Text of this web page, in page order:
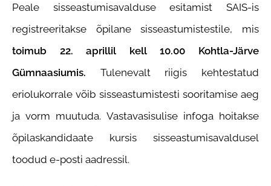
Peale sisseastumisavalduse esitamist SAIS-is
registreeritakse õpilane sisseastumistestile, mis
toimub 22. aprillil kell 10.00 Kohtla-Järve
Gümnaasiumis. Tulenevalt riigis kehtestatud
eriolukorrale võib sisseastumistesti sooritamise aeg
ja vorm muutuda. Vastavasisulise infoga hoitakse
õpilaskandidaate kursis sisseastumisavaldusel
toodud e-posti aadressil.